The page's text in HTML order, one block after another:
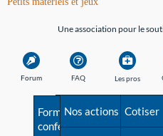
Une association pour le
Forum FAQ
Avant la naissance
Les pros
Formations et
conférences
Besoin d'aide?
Nos actions Cotiser